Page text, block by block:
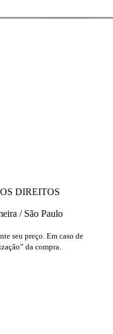
DIREITOS
/ São Paulo
seu preço. Em caso de
da compra.